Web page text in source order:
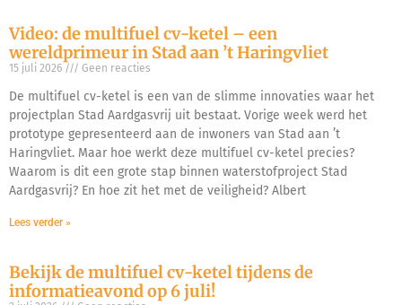
Video: de multifuel cv-ketel – een
wereldprimeur in Stad aan ’t Haringvliet
15 juli 2026 Geen reacties
De multifuel cv-ketel is een van de slimme innovaties waar het
projectplan Stad Aardgasvrij uit bestaat. Vorige week werd het
prototype gepresenteerd aan de inwoners van Stad aan ’t
Haringvliet. Maar hoe werkt deze multifuel cv-ketel precies?
Waarom is dit een grote stap binnen waterstofproject Stad
Aardgasvrij? En hoe zit het met de veiligheid? Albert
Lees verder »
Bekijk de multifuel cv-ketel tijdens de
informatieavond op 6 juli!